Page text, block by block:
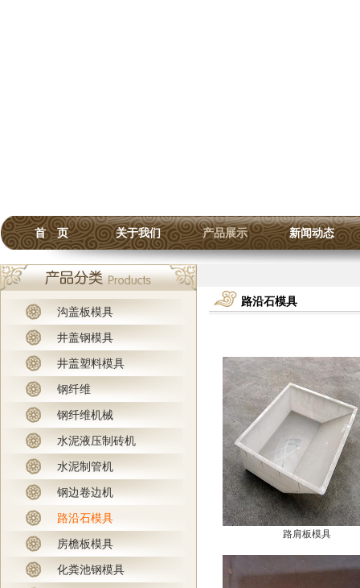
首 页 关于我们 产品展示 新闻动态
沟盖板模具
井盖钢模具
井盖塑料模具
钢纤维
钢纤维机械
水泥液压制砖机
水泥制管机
钢边卷边机
路沿石模具
房檐板模具
化粪池钢模具
路沿石模具
路肩板模具